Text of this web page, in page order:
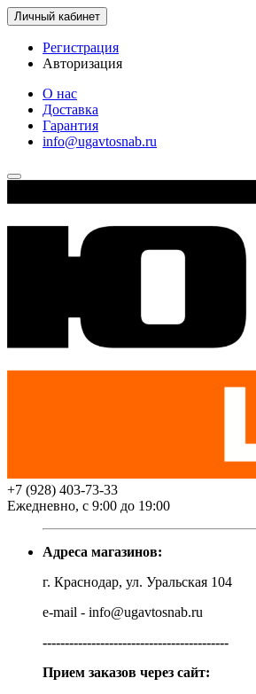
Личный кабинет
Регистрация
Авторизация
О нас
Доставка
Гарантия
info@ugavtosnab.ru
+7 (928) 403-73-33
Ежедневно, с 9:00 до 19:00
Адреса магазинов:
г. Краснодар, ул. Уральская 104
e-mail - info@ugavtosnab.ru
------------------------------------------
Прием заказов через сайт: